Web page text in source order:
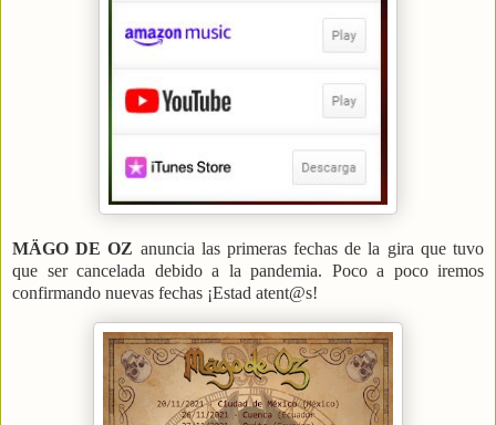
MÄGO DE OZ anuncia las primeras fechas de la gira que tuvo
que ser cancelada debido a la pandemia. Poco a poco iremos
confirmando nuevas fechas ¡Estad atent@s!